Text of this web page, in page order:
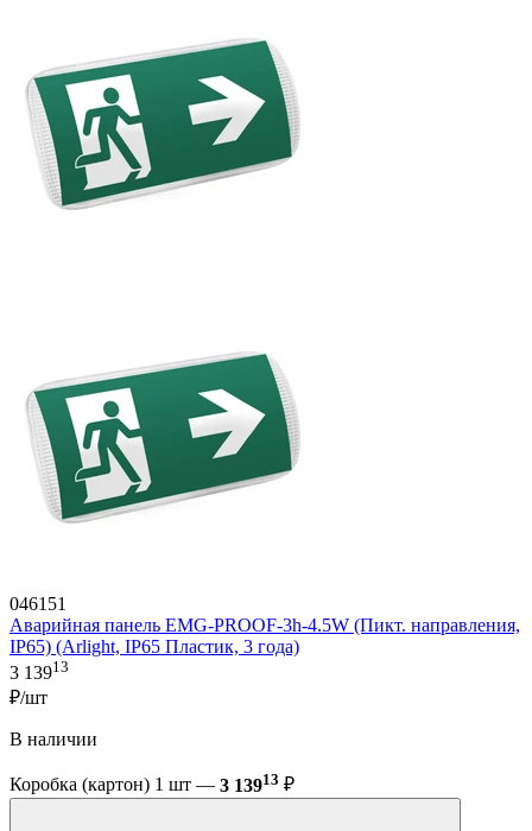
046151
Аварийная панель EMG-PROOF-3h-4.5W (Пикт. направления,
IP65) (Arlight, IP65 Пластик, 3 года)
3 13913
₽/шт
В наличии
Коробка (картон) 1 шт — 3 13913 ₽